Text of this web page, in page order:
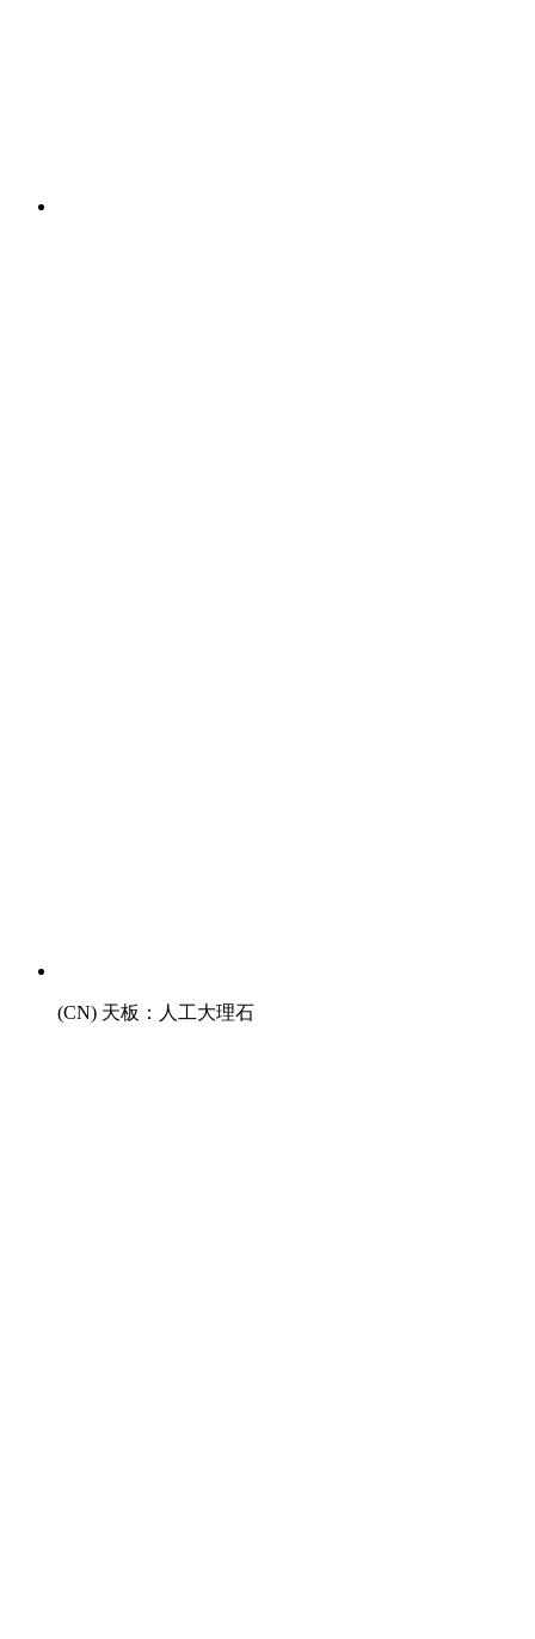
(CN) 天板：人工大理石